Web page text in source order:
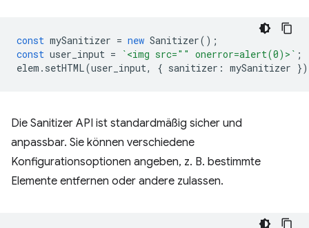
const mySanitizer = new Sanitizer();
const user_input = `<img src="" onerror=alert(0)>` ;
elem . setHTML(user_input, { sanitizer : mySanitizer
Die Sanitizer API ist standardmäßig sicher und
anpassbar. Sie können verschiedene
Konfigurationsoptionen angeben, z. B. bestimmte
Elemente entfernen oder andere zulassen.